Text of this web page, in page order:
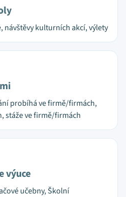
návštěvy kulturních akcí, výlety
probíhá ve firmě/firmách,
stáže ve firmě/firmách
výuce
učebny, Školní